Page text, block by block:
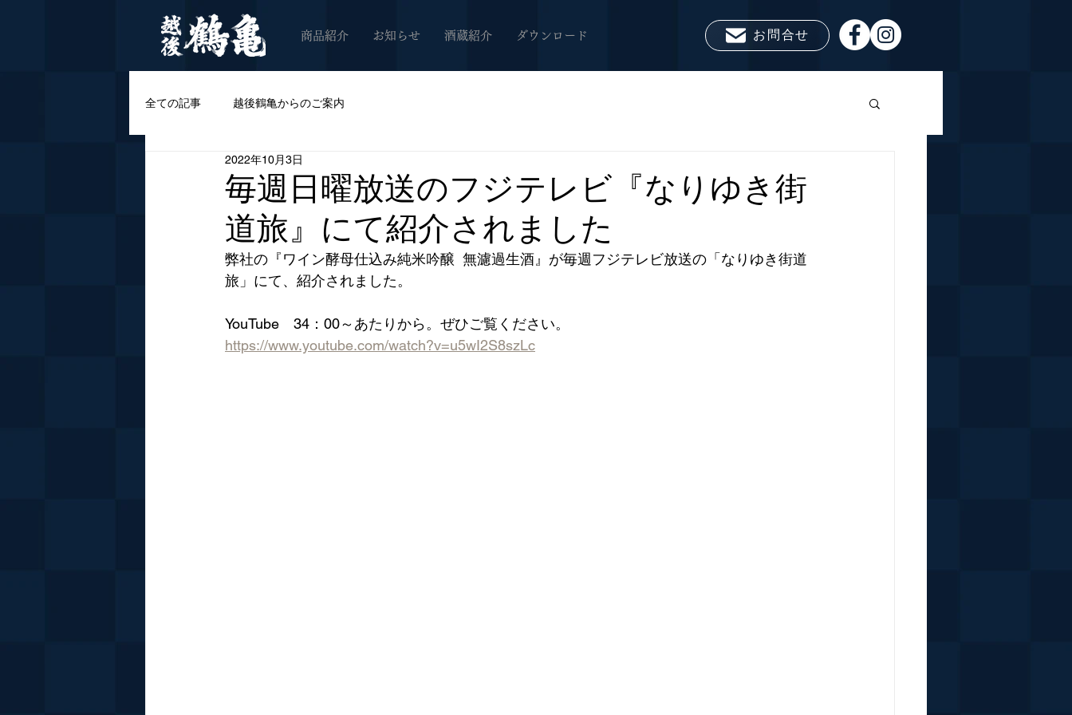
商品紹介 お知らせ 酒蔵紹介 ダウンロード お問合せ
全ての記事 越後鶴亀からのご案内
毎週日曜放送のフジテレビ『なりゆき街
道旅』にて紹介されました
2022年10月3日
弊社の『ワイン酵母仕込み純米吟醸  無濾過生酒』が毎週フジテレビ放送の「なりゆき街道
旅」にて、紹介されました。
YouTube　34：00～あたりから。ぜひご覧ください。
https://www.youtube.com/watch?v=u5wI2S8szLc